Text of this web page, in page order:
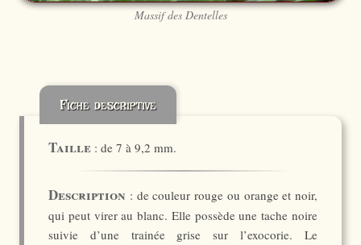
Massif des Dentelles
Fiche descriptive
Taille : de 7 à 9,2 mm.
Description : de couleur rouge ou orange et noir,
qui peut virer au blanc. Elle possède une tache noire
suivie d’une trainée grise sur l’exocorie. Le